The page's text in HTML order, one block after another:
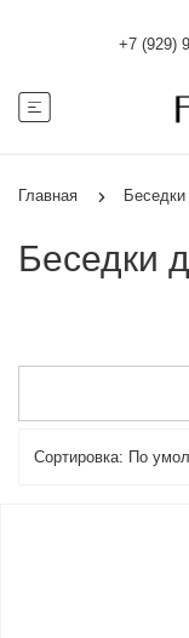
+7 (929)
Главная Беседки
Беседки